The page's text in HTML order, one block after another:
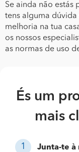
Se ainda não estás
tens alguma
melhoria na tua
os nossos
as normas de uso
És um
mais
Junta-te à